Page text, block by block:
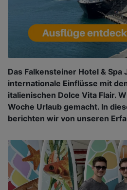
Das Falkensteiner Hotel & Spa
internationale Einflüsse mit
italienischen Dolce Vita Flair.
Woche Urlaub gemacht. In
berichten wir von unseren